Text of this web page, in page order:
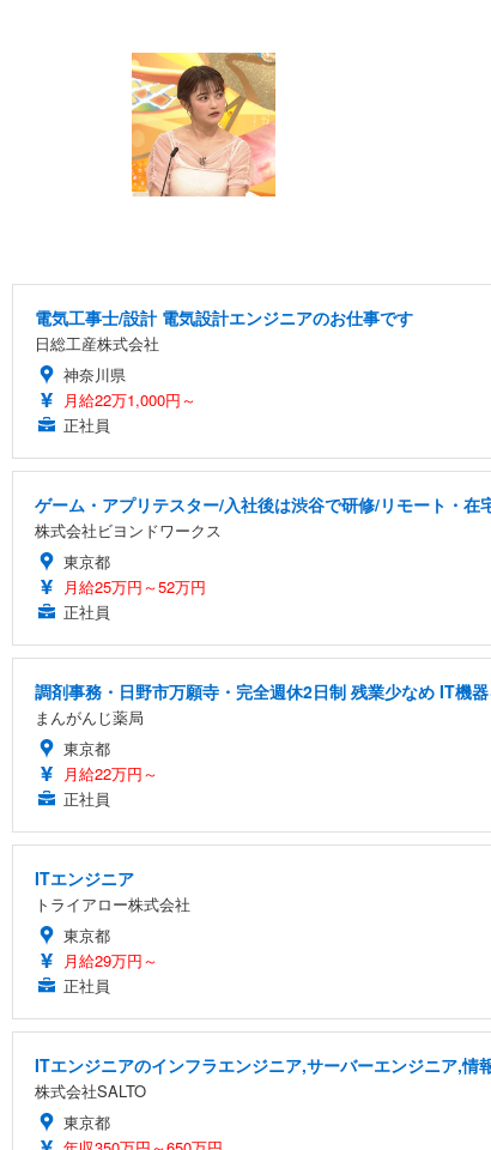
電気工事士/設計 電気設計エンジニアのお仕事です
日総工産株式会社
神奈川県
月給22万1,000円～
正社員
ゲーム・アプリテスター/入社後は渋谷で研修/リモート・
株式会社ビヨンドワークス
東京都
月給25万円～52万円
正社員
調剤事務・日野市万願寺・完全週休2日制 残業少なめ IT機
まんがんじ薬局
東京都
月給22万円～
正社員
ITエンジニア
トライアロー株式会社
東京都
月給29万円～
正社員
ITエンジニアのインフラエンジニア,サーバーエンジニア,
株式会社SALTO
東京都